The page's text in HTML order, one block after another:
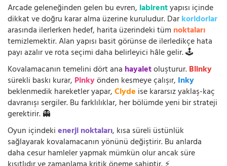
Arcade geleneğinden gelen bu evren, labirentyapısı içinde
dikkat ve doğru karar alma üzerine kuruludur. Darkoridorlar
arasında ilerlerken hedef, harita üzerindeki tüm noktaları
temizlemektir. Alan yapısı basit görünse de ilerledikçe hata
payı azalır ve rota seçimi daha belirleyici hâle gelir. 🕹️
Kovalamacanın temelini dört ana hayaletoluşturur.Blinky
sürekli baskı kurar, Pinkyönden kesmeye çalışır, Inky
beklenmedik hareketler yapar,Clyde ise kararsız yaklaş-kaç
davranışı sergiler. Bu farklılıklar, her bölümde yeni bir strateji
gerektirir. 👻
Oyun içindekienerji noktaları, kısa süreli üstünlük
sağlayarak kovalamacanın yönünü değiştirir. Bu anlarda
daha cesur hamleler yapmak mümkün olur ancak süre